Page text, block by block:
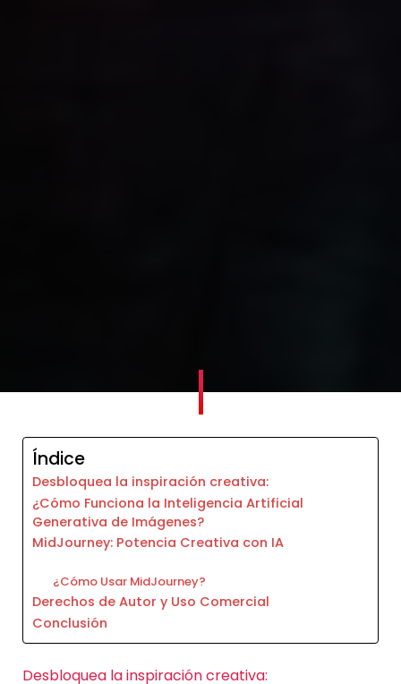
100 %
Índice
Desbloquea la inspiración creativa:
¿Cómo Funciona la Inteligencia Artificial
Generativa de Imágenes?
MidJourney: Potencia Creativa con IA
¿Cómo Usar MidJourney?
Derechos de Autor y Uso Comercial
Conclusión
Desbloquea la inspiración creativa: